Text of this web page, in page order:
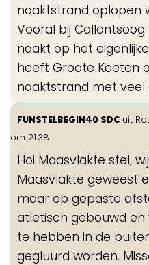
naaktstrand oplopen
Vooral bij
naakt op het
heeft Groote Keeten
naaktstrand met veel
FUNSTELBEGIN40 SDC uit
om 21:38
Hoi Maasvlakte stel,
Maasvlakte geweest
maar op gepaste
atletisch gebouwd en
te hebben in de
gegluurd worden.